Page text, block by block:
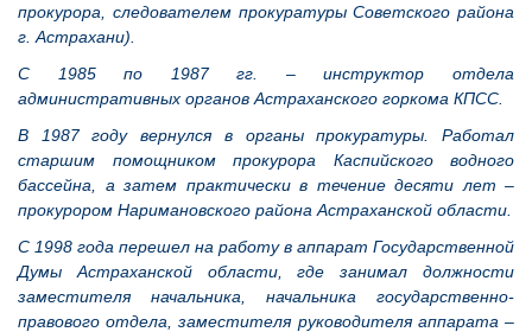
прокурора, следователем прокуратуры Советского района
г. Астрахани).
С 1985 по 1987 гг. – инструктор отдела
административных органов Астраханского горкома КПСС.
В 1987 году вернулся в органы прокуратуры. Работал
старшим помощником прокурора Каспийского водного
бассейна, а затем практически в течение десяти лет –
прокурором Наримановского района Астраханской области.
С 1998 года перешел на работу в аппарат Государственной
Думы Астраханской области, где занимал должности
заместителя начальника, начальника государственно-
правового отдела, заместителя руководителя аппарата –